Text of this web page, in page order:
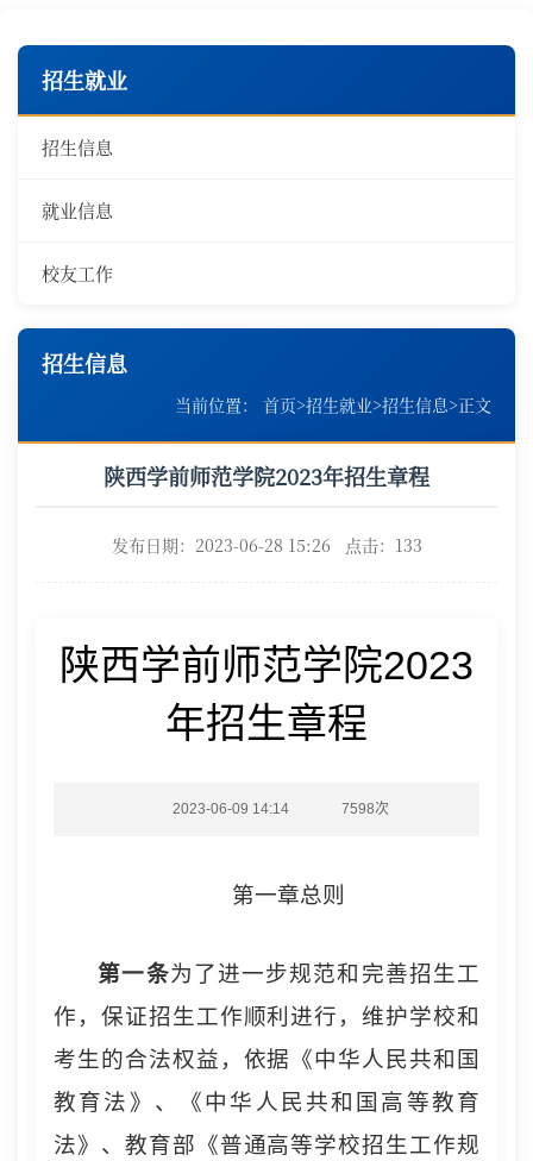
招生就业
招生信息
就业信息
校友工作
招生信息
当前位置： 首页>招生就业>招生信息>正文
陕西学前师范学院2023年招生章程
发布日期：2023-06-28 15:26 点击： 133
陕西学前师范学院2023
年招生章程
2023-06-09 14:14 7598次
第一章总则
第一条为了进一步规范和完善招生工
作，保证招生工作顺利进行，维护学校和
考生的合法权益，依据《中华人民共和国
教育法》、《中华人民共和国高等教育
法》、教育部《普通高等学校招生工作规